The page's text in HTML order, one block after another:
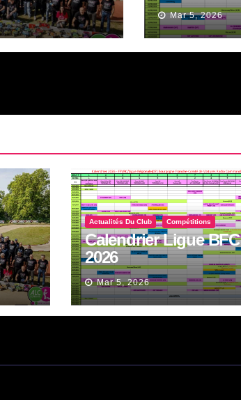
Mar 5, 2026
Actualités Du Club Compétitions
Calendrier Ligue BFC
2026
Mar 5, 2026